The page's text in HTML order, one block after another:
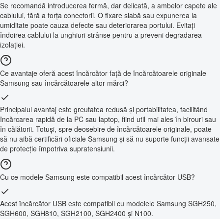
Se recomandă introducerea fermă, dar delicată, a ambelor capete ale
cablului, fără a forța conectorii. O fixare slabă sau expunerea la
umiditate poate cauza defecte sau deteriorarea portului. Evitați
îndoirea cablului la unghiuri strânse pentru a preveni degradarea
izolației.
Ce avantaje oferă acest încărcător față de încărcătoarele originale
Samsung sau încărcătoarele altor mărci?
Principalul avantaj este greutatea redusă și portabilitatea, facilitând
încărcarea rapidă de la PC sau laptop, fiind util mai ales în birouri sau
în călătorii. Totuși, spre deosebire de încărcătoarele originale, poate
să nu aibă certificări oficiale Samsung și să nu suporte funcții avansate
de protecție împotriva supratensiunii.
Cu ce modele Samsung este compatibil acest încărcător USB?
Acest încărcător USB este compatibil cu modelele Samsung SGH250,
SGH600, SGH810, SGH2100, SGH2400 și N100.